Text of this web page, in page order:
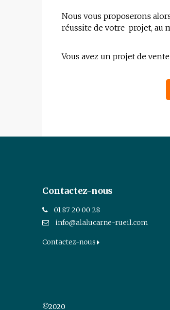
Nous vous proposerons
réussite de votre projet, au
Vous avez un projet de vente
Contactez-nous
01 87 20 00 28
info@alalucarne-rueil.com
Contactez-nous
©2020